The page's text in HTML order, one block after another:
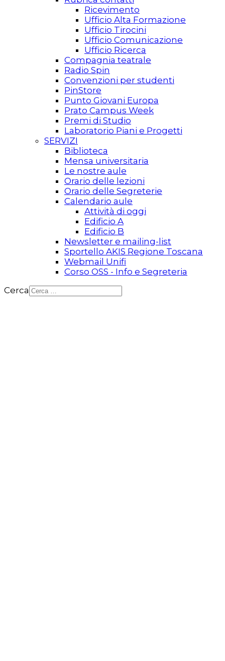
Ricevimento
Ufficio Alta Formazione
Ufficio Tirocini
Ufficio Comunicazione
Ufficio Ricerca
Compagnia teatrale
Radio Spin
Convenzioni per studenti
PinStore
Punto Giovani Europa
Prato Campus Week
Premi di Studio
Laboratorio Piani e Progetti
SERVIZI
Biblioteca
Mensa universitaria
Le nostre aule
Orario delle lezioni
Orario delle Segreterie
Calendario aule
Attività di oggi
Edificio A
Edificio B
Newsletter e mailing-list
Sportello AKIS Regione Toscana
Webmail Unifi
Corso OSS - Info e Segreteria
Cerca